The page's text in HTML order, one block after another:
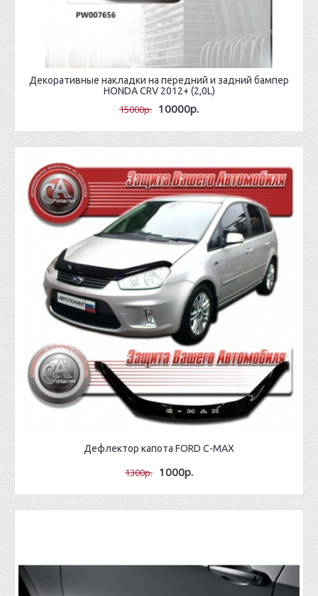
Декоративные накладки на передний и задний бампер
HONDA CRV 2012+ (2,0L)
15000р. 10000р.
Дефлектор капота FORD C-MAX
1300р. 1000р.